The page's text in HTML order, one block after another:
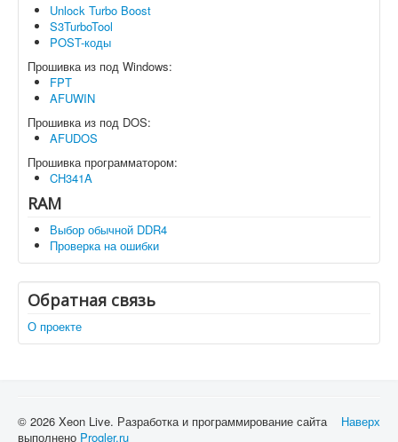
Unlock Turbo Boost
S3TurboTool
POST-коды
Прошивка из под Windows:
FPT
AFUWIN
Прошивка из под DOS:
AFUDOS
Прошивка программатором:
CH341A
RAM
Выбор обычной DDR4
Проверка на ошибки
Обратная связь
О проекте
Наверх
© 2026 Xeon Live. Разработка и программирование сайта
выполнено Progler.ru